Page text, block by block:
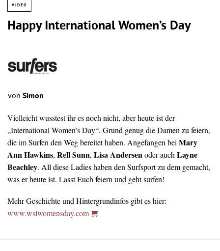
VIDEO
Happy International Women’s Day
von Simon
Vielleicht wusstest ihr es noch nicht, aber heute ist der
„International Women’s Day“. Grund genug die Damen zu feiern,
die im Surfen den Weg bereitet haben. Angefangen bei Mary
Ann Hawkins, Rell Sunn, Lisa Andersen oder auch Layne
Beachley. All diese Ladies haben den Surfsport zu dem gemacht,
was er heute ist. Lasst Euch feiern und geht surfen!
Mehr Geschichte und Hintergrundinfos gibt es hier:
www.wslwomensday.com